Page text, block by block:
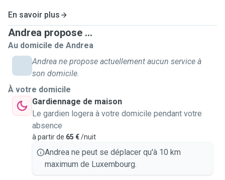
En savoir plus
Andrea propose ...
Au domicile de Andrea
Andrea ne propose actuellement aucun service à
son domicile.
À votre domicile
Gardiennage de maison
Le gardien logera à votre domicile pendant votre
absence
à partir de 65 €/nuit
Andrea ne peut se déplacer qu'à 10 km
maximum de Luxembourg.